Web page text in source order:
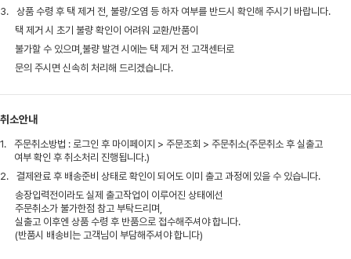
3.
상품 수령 후 택 제거 전, 불량/오염 등 하자 여부를 반드시 확인해 주시기 바랍니다.
택 제거 시 초기 불량 확인이 어려워 교환/반품이
불가할 수 있으며,불량 발견 시에는 택 제거 전 고객센터로
문의 주시면 신속히 처리해 드리겠습니다.
취소안내
1.
주문취소방법 : 로그인 후 마이페이지 > 주문조회 > 주문취소(주문취소 후 실출고
여부 확인 후 취소처리 진행됩니다.)
2.
결제완료 후 배송준비 상태로 확인이 되어도 이미 출고 과정에 있을 수 있습니다.
송장입력전이라도 실제 출고작업이 이루어진 상태에선
주문취소가 불가한점 참고 부탁드리며,
실출고 이후엔 상품 수령 후 반품으로 접수해주셔야 합니다.
(반품시 배송비는 고객님이 부담해주셔야 합니다)